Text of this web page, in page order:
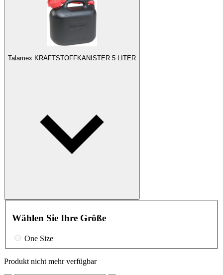
Talamex KRAFTSTOFFKANISTER 5 LITER
Wählen Sie Ihre Größe
One Size
Produkt nicht mehr verfügbar